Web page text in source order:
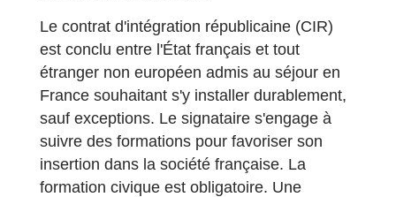
Le contrat d'intégration républicaine (CIR)
est conclu entre l'État français et tout
étranger non européen admis au séjour en
France souhaitant s'y installer durablement,
sauf exceptions. Le signataire s'engage à
suivre des formations pour favoriser son
insertion dans la société française. La
formation civique est obligatoire. Une